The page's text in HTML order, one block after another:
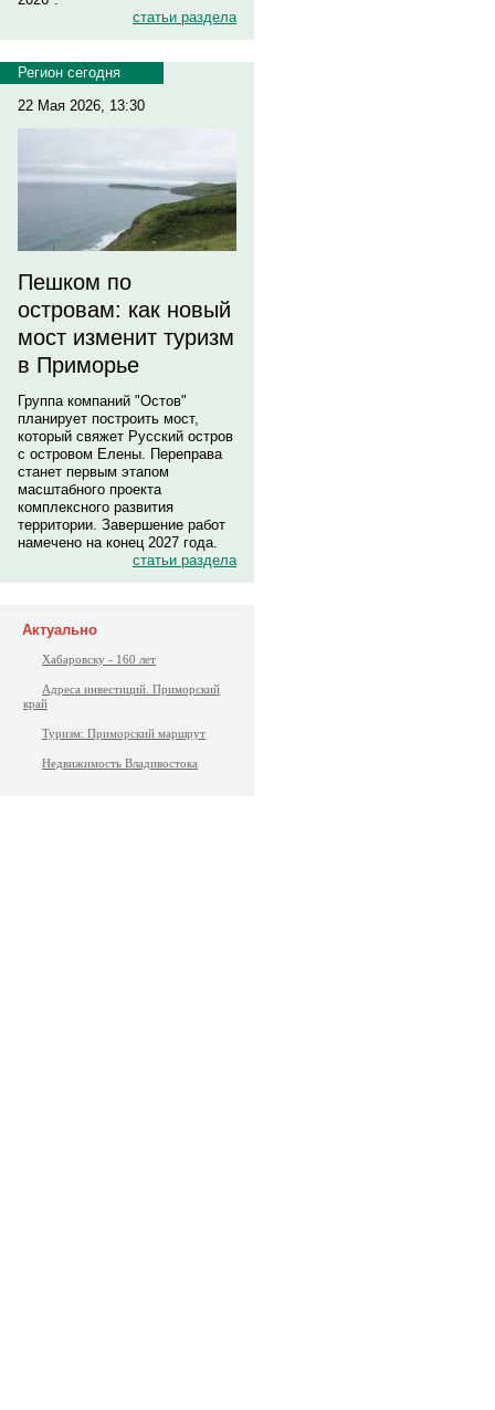
статьи раздела
Регион сегодня
22 Мая 2026, 13:30
Пешком по
островам: как новый
мост изменит туризм
в Приморье
Группа компаний "Остов"
планирует построить мост,
который свяжет Русский остров
с островом Елены. Переправа
станет первым этапом
масштабного проекта
комплексного развития
территории. Завершение работ
намечено на конец 2027 года.
статьи раздела
Актуально
Хабаровску - 160 лет
Адреса инвестиций. Приморский
край
Туризм: Приморский маршрут
Недвижимость Владивостока